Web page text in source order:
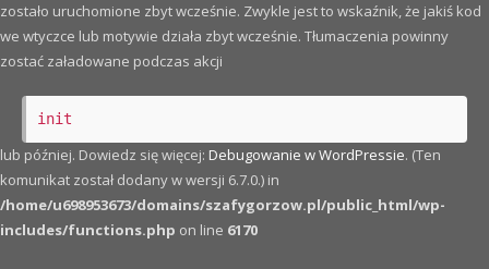
zostało uruchomione zbyt wcześnie. Zwykle jest to wskaźnik, że jakiś kod
we wtyczce lub motywie działa zbyt wcześnie. Tłumaczenia powinny
zostać załadowane podczas akcji
init
lub później. Dowiedz się więcej: Debugowanie w WordPressie. (Ten
komunikat został dodany w wersji 6.7.0.) in
/home/u698953673/domains/szafygorzow.pl/public_html/wp-
includes/functions.php on line 6170